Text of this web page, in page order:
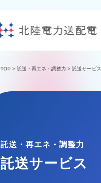
TOP > 託送・再エネ・調整力 > 託送サービス
託送・再エネ・調整力
託送サービス